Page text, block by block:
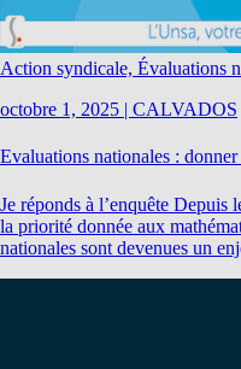
Action syndicale, Évaluations
octobre 1, 2025 | CALVADOS
Evaluations nationales :
Je réponds à l’enquête Depuis
la priorité donnée aux
nationales sont devenues un